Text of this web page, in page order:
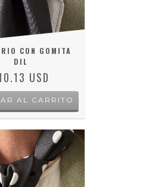
CON GOMITA
DIL
USD